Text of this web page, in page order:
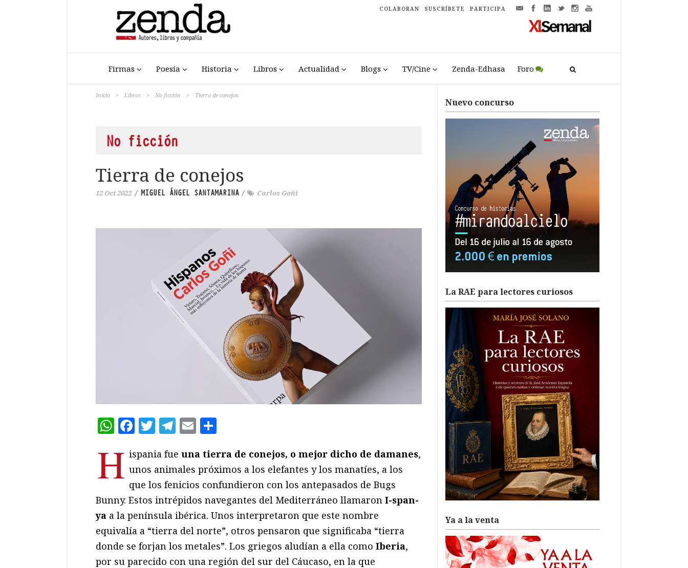
COLABORAN SUSCRÍBETE PARTICIPA
Firmas Poesía Historia Libros Actualidad Blogs TV/Cine Zenda-Edhasa Foro
Inicio > Libros > No ficción > Tierra de conejos
No ficción
Tierra de conejos
12 Oct 2022 / MIGUEL ÁNGEL SANTAMARINA / Carlos Goñi
WhatsApp
Facebook
Twitter
Telegram
Email
H ispania fue una tierra de conejos, o mejor dicho de damanes,
unos animales próximos a los elefantes y los manatíes, a los
que los fenicios confundieron con los antepasados de Bugs
Bunny. Estos intrépidos navegantes del Mediterráneo llamaron I-span-
ya a la península ibérica. Unos interpretaron que este nombre
equivalía a “tierra del norte”, otros pensaron que significaba “tierra
donde se forjan los metales”. Los griegos aludían a ella como Iberia,
por su parecido con una región del sur del Cáucaso, en la que
Nuevo concurso
La RAE para lectores curiosos
Ya a la venta